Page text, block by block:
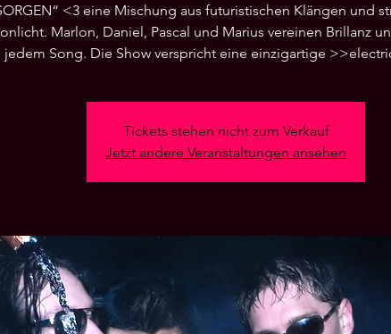
<3 eine Mischung aus futuristischen Klängen und
Marlon, Daniel, Pascal und Marius vereinen Brillanz
jedem Song. Die Show verspricht eine einzigartige
Tickets stehen nicht zum Verkauf
Jetzt andere Veranstaltungen ansehen